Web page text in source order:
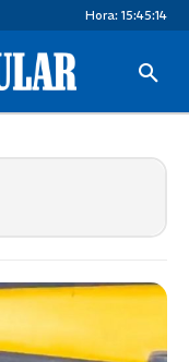
Hora: 15:45:14